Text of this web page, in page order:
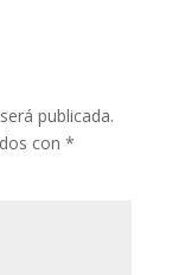
publicada.
con *